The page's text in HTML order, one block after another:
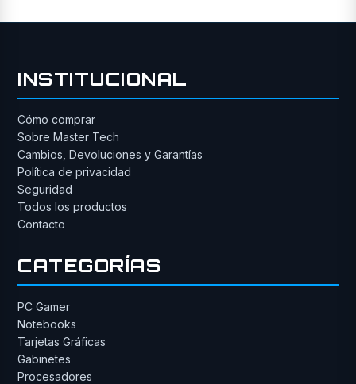
INSTITUCIONAL
Cómo comprar
Sobre Master Tech
Cambios, Devoluciones y Garantías
Política de privacidad
Seguridad
Todos los productos
Contacto
CATEGORÍAS
PC Gamer
Notebooks
Tarjetas Gráficas
Gabinetes
Procesadores